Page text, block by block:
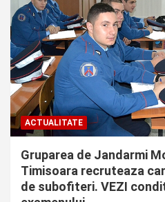
ACTUALITATE
Gruparea de Jandarmi
Timisoara recruteaza
de subofiteri. VEZI